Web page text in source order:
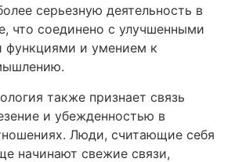
серьезную деятельность в
что соединено с улучшенными
функциями и умением к
также признает связь
и убежденностью в
Люди, считающие себя
начинают свежие связи,